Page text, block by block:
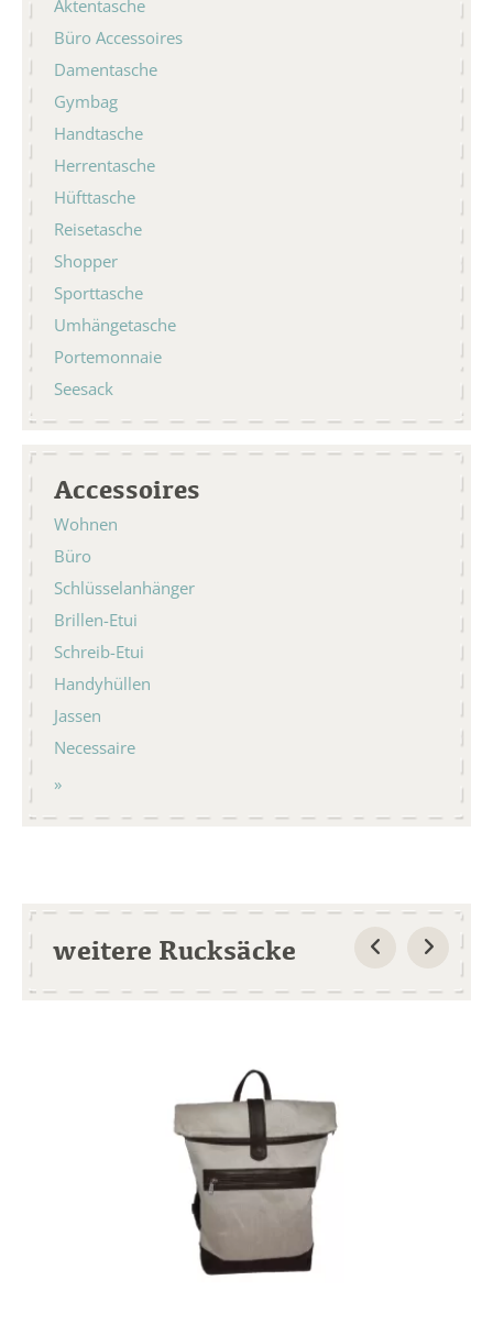
Aktentasche
Büro Accessoires
Damentasche
Gymbag
Handtasche
Herrentasche
Hüfttasche
Reisetasche
Shopper
Sporttasche
Umhängetasche
Portemonnaie
Seesack
Accessoires
Wohnen
Büro
Schlüsselanhänger
Brillen-Etui
Schreib-Etui
Handyhüllen
Jassen
Necessaire
weitere Rucksäcke